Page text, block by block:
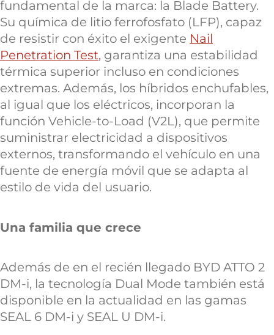
fundamental de la marca: la Blade Battery.
Su química de litio ferrofosfato (LFP), capaz
de resistir con éxito el exigente Nail
Penetration Test, garantiza una estabilidad
térmica superior incluso en condiciones
extremas. Además, los híbridos enchufables,
al igual que los eléctricos, incorporan la
función Vehicle-to-Load (V2L), que permite
suministrar electricidad a dispositivos
externos, transformando el vehículo en una
fuente de energía móvil que se adapta al
estilo de vida del usuario.
Una familia que crece
Además de en el recién llegado BYD ATTO 2
DM-i, la tecnología Dual Mode también está
disponible en la actualidad en las gamas
SEAL 6 DM-i y SEAL U DM-i.